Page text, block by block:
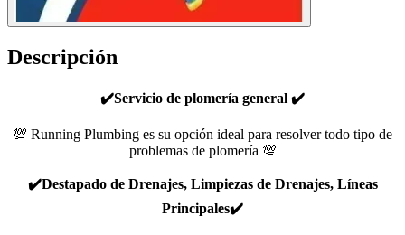
Descripción
✔️Servicio de plomería general ✔️
💯 Running Plumbing es su opción ideal para resolver todo tipo de
problemas de plomería 💯
✔️Destapado de Drenajes, Limpiezas de Drenajes, Líneas
Principales✔️